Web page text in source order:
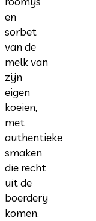
en
sorbet
van de
melk van
zijn
eigen
koeien,
met
authentieke
smaken
die recht
uit de
boerderij
komen.